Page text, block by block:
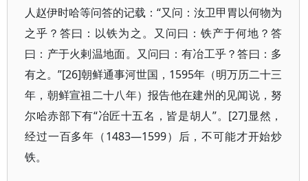
人赵伊时哈等问答的记载：“又问：汝卫甲胃以何物为
之乎？答曰：以铁为之。又问曰：铁产于何地？答
曰：产于火剌温地面。又问曰：有冶工乎？答曰：多
有之。”[26]朝鲜通事河世国，1595年（明万历二十三
年，朝鲜宣祖二十八年）报告他在建州的见闻说，努
尔哈赤部下有“冶匠十五名，皆是胡人”。[27]显然，
经过一百多年（1483—1599）后，不可能才开始炒
铁。